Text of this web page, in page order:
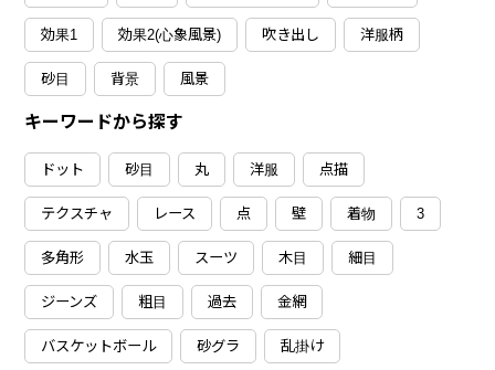
効果1 効果2(心象風景) 吹き出し 洋服柄
砂目 背景 風景
キーワードから探す
ドット 砂目 丸 洋服 点描
テクスチャ レース 点 壁 着物 3
多角形 水玉 スーツ 木目 細目
ジーンズ 粗目 過去 金網
バスケットボール 砂グラ 乱掛け